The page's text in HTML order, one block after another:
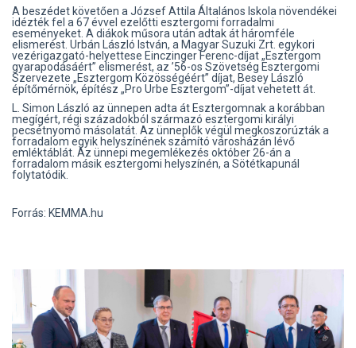
A beszédet követően a József Attila Általános Iskola növendékei
idézték fel a 67 évvel ezelőtti esztergomi forradalmi
eseményeket. A diákok műsora után adtak át háromféle
elismerést. Urbán László István, a Magyar Suzuki Zrt. egykori
vezérigazgató-helyettese Einczinger Ferenc-díjat „Esztergom
gyarapodásáért” elismerést, az ’56-os Szövetség Esztergomi
Szervezete „Esztergom Közösségéért” díjat, Besey László
építőmérnök, építész „Pro Urbe Esztergom”-díjat vehetett át.
L. Simon László az ünnepen adta át Esztergomnak a korábban
megígért, régi századokból származó esztergomi királyi
pecsétnyomó másolatát. Az ünneplők végül megkoszorúzták a
forradalom egyik helyszínének számító városházán lévő
emléktáblát. Az ünnepi megemlékezés október 26-án a
forradalom másik esztergomi helyszínén, a Sötétkapunál
folytatódik.
Forrás: KEMMA.hu